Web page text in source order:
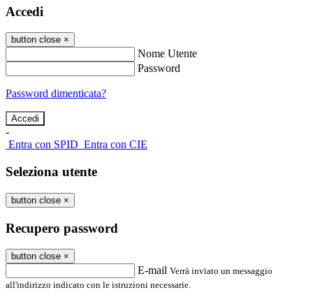
Accedi
button close ×
Nome Utente
Password
Password dimenticata?
-
Entra con SPID Entra con CIE
Seleziona utente
button close ×
Recupero password
button close ×
E-mail Verrà inviato un messaggio
all'indirizzo indicato con le istruzioni necessarie.